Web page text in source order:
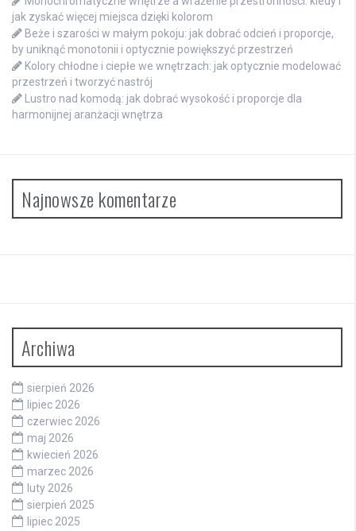
jak zyskać więcej miejsca dzięki kolorom
Beże i szarości w małym pokoju: jak dobrać odcień i proporcje,
by uniknąć monotonii i optycznie powiększyć przestrzeń
Kolory chłodne i ciepłe we wnętrzach: jak optycznie modelować
przestrzeń i tworzyć nastrój
Lustro nad komodą: jak dobrać wysokość i proporcje dla
harmonijnej aranżacji wnętrza
Najnowsze komentarze
Archiwa
sierpień 2026
lipiec 2026
czerwiec 2026
maj 2026
kwiecień 2026
marzec 2026
luty 2026
sierpień 2025
lipiec 2025